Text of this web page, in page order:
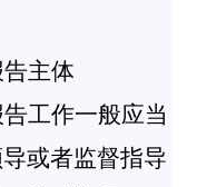
主体
工作一般应当
或者监督指导